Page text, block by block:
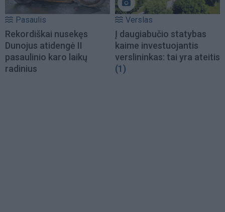
Pasaulis
Rekordiškai nusekęs
Dunojus atidengė II
pasaulinio karo laikų
radinius
Verslas
Į daugiabučio statybas
kaime investuojantis
verslininkas: tai yra ateitis
(1)